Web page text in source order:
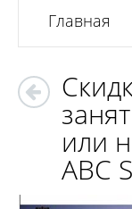
Главная
или
ABC